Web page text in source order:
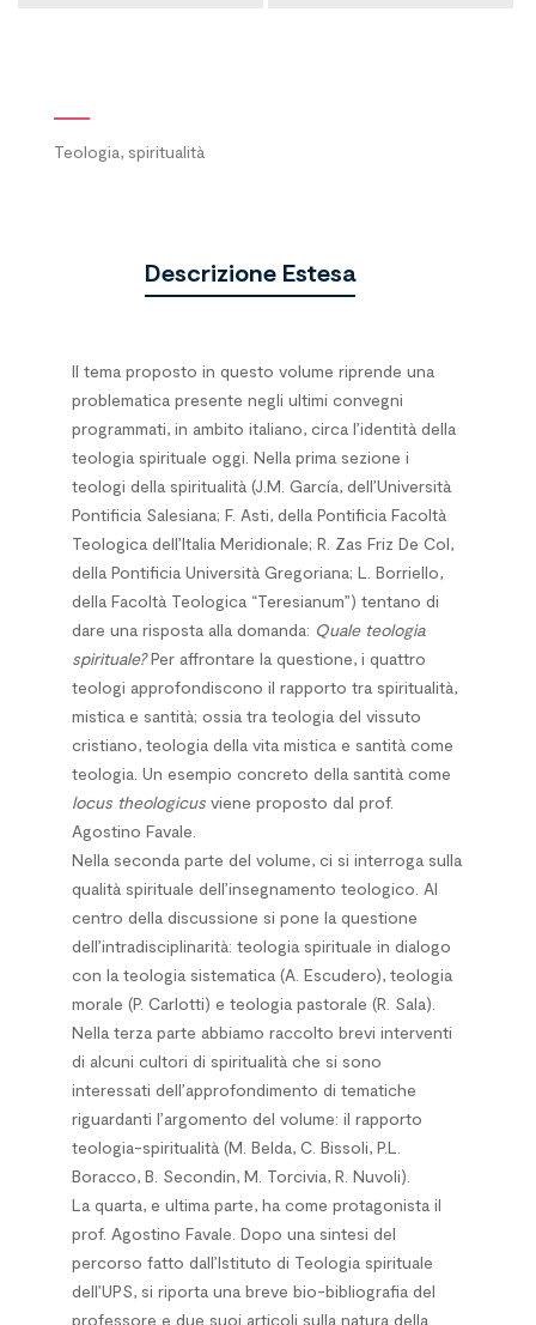
Teologia, spiritualità
Descrizione Estesa
Il tema proposto in questo volume riprende una
problematica presente negli ultimi convegni
programmati, in ambito italiano, circa l’identità della
teologia spirituale oggi. Nella prima sezione i
teologi della spiritualità (J.M. García, dell’Università
Pontificia Salesiana; F. Asti, della Pontificia Facoltà
Teologica dell’Italia Meridionale; R. Zas Friz De Col,
della Pontificia Università Gregoriana; L. Borriello,
della Facoltà Teologica “Teresianum”) tentano di
dare una risposta alla domanda: Quale teologia
spirituale?Per affrontare la questione, i quattro
teologi approfondiscono il rapporto tra spiritualità,
mistica e santità; ossia tra teologia del vissuto
cristiano, teologia della vita mistica e santità come
teologia. Un esempio concreto della santità come
locus theologicus viene proposto dal prof.
Agostino Favale.
Nella seconda parte del volume, ci si interroga sulla
qualità spirituale dell’insegnamento teologico. Al
centro della discussione si pone la questione
dell’intradisciplinarità: teologia spirituale in dialogo
con la teologia sistematica (A. Escudero), teologia
morale (P. Carlotti) e teologia pastorale (R. Sala).
Nella terza parte abbiamo raccolto brevi interventi
di alcuni cultori di spiritualità che si sono
interessati dell’approfondimento di tematiche
riguardanti l’argomento del volume: il rapporto
teologia-spiritualità (M. Belda, C. Bissoli, P.L.
Boracco, B. Secondin, M. Torcivia, R. Nuvoli).
La quarta, e ultima parte, ha come protagonista il
prof. Agostino Favale. Dopo una sintesi del
percorso fatto dall’Istituto di Teologia spirituale
dell’UPS, si riporta una breve bio-bibliografia del
professore e due suoi articoli sulla natura della